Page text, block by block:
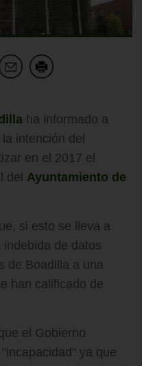
ha informado a
intención del
en el 2017 el
del Ayuntamiento de
si esto se lleva a
de datos
de Boadilla a una
han calificado de
el Gobierno
ya que